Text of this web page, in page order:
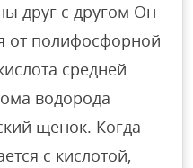
друг с другом Он
от полифосфорной
средней
водорода
щенок. Когда
с кислотой,